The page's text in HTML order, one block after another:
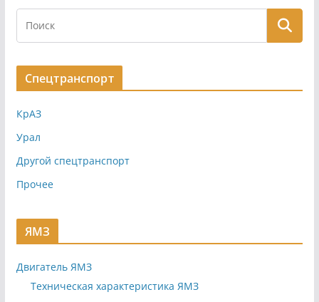
Спецтранспорт
КрАЗ
Урал
Другой спецтранспорт
Прочее
ЯМЗ
Двигатель ЯМЗ
Техническая характеристика ЯМЗ